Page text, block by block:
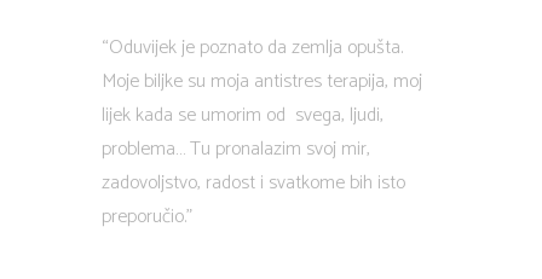
“Oduvijek je poznato da zemlja opušta.
Moje biljke su moja antistres terapija, moj
lijek kada se umorim od svega, ljudi,
problema… Tu pronalazim svoj mir,
zadovoljstvo, radost i svatkome bih isto
preporučio.”